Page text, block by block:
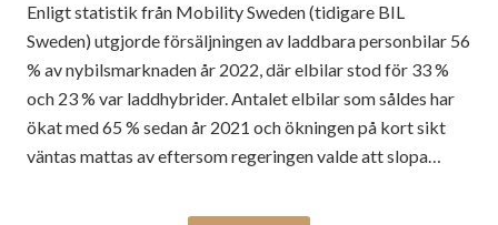
Enligt statistik från Mobility Sweden (tidigare BIL
Sweden) utgjorde försäljningen av laddbara personbilar 56
% av nybilsmarknaden år 2022, där elbilar stod för 33 %
och 23 % var laddhybrider. Antalet elbilar som såldes har
ökat med 65 % sedan år 2021 och ökningen på kort sikt
väntas mattas av eftersom regeringen valde att slopa…